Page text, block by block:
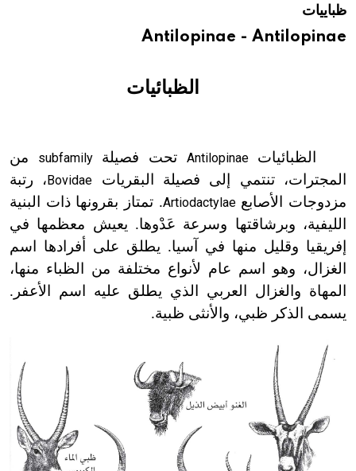
ظباييات
Antilopinae - Antilopinae
الظبائيات
الظبائياتAntilopinae تحت فصيلةsubfamily
من
المجترات، تنتمي إلى فصيلة البقريات Bovidae ، رتبة
مزدوجات الأصابعArtiodactylae. تمتاز بقرونها ذات البنية
الليفية، وبرشاقتها وسرعة عَدْوها. يعيش معظمها في
إفريقيا وقليل منها في آسيا. يطلق على أفرادها اسم
الغزال، وهو اسم عام لأنواع مختلفة من الظباء منها،
المهاة والغزال العربي الذي يطلق عليه اسم الأعفر.
يسمى الذكر ظبي، والأنثى ظبية.